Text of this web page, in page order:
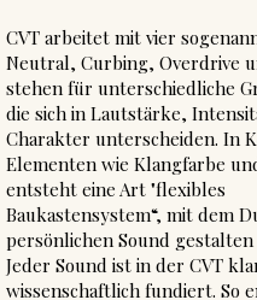
CVT arbeitet mit vier
Neutral, Curbing, Overdrive
stehen für unterschiedliche
die sich in Lautstärke,
Charakter unterscheiden. In
Elementen wie Klangfarbe
entsteht eine Art "flexibles
Baukastensystem“, mit dem
persönlichen Sound
Jeder Sound ist in der CVT
wissenschaftlich fundiert. So